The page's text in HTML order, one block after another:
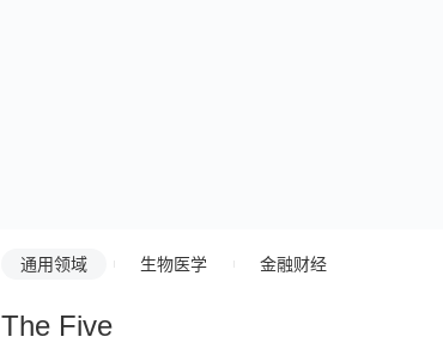
通用领域 生物医学 金融财经
The Five